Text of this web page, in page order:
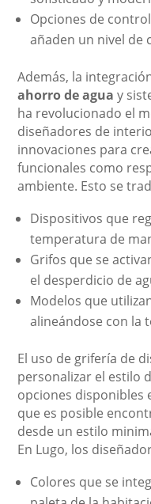
Opciones de
añaden un nivel de
Además, la
ahorro de agua y
ha revolucionado el
diseñadores de
innovaciones para
funcionales como
ambiente. Esto se
Dispositivos que
temperatura de
Grifos que se
el desperdicio de
Modelos que
alineándose con la
El uso de grifería de
personalizar el estilo
opciones disponibles
que es posible
desde un estilo
En Lugo, los
Colores que se